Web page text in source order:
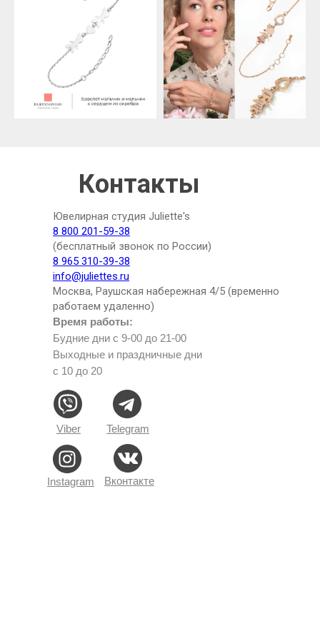
Время работы:
Будние дни с 9-00 до 21-00
Выходные и праздничные дни
с 10 до 20
Telegram
Viber
Instagram
Ювелирная студия Juliette's
8 800 201-59-38
(бесплатный звонок по России)
8 965 310-39-38
info@juliettes.ru
Москва, Раушская набережная 4/5 (временно
работаем удаленно)
Контакты
Вконтакте